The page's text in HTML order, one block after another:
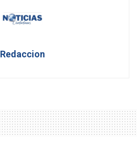
Redaccion